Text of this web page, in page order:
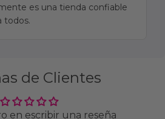
es una tienda confiable
todos.
de Clientes
en escribir una reseña